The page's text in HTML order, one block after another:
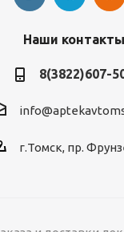
Наши контакты
8(3822)607-
г.Томск, пр.